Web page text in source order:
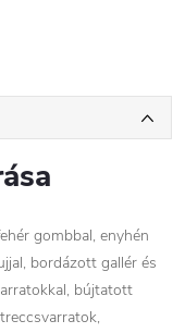
gombbal, enyhén
bordázott gallér és
bújtatott